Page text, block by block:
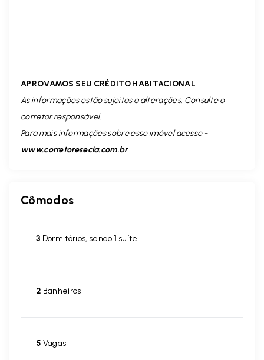
APROVAMOS SEU CRÉDITO HABITACIONAL
As informações estão sujeitas a alterações. Consulte o
corretor responsável.
Para mais informações sobre esse imóvel acesse -
www.corretoresecia.com.br
Cômodos
3 Dormitórios, sendo1 suíte
2 Banheiros
5 Vagas